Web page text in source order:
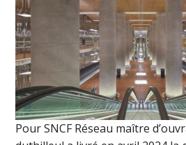
Pour SNCF Réseau maître